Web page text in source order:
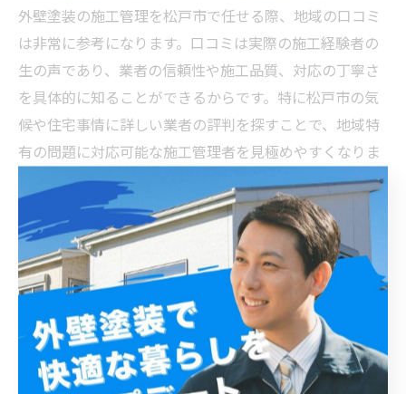
外壁塗装の施工管理を松戸市で任せる際、地域の口コミ
は非常に参考になります。口コミは実際の施工経験者の
生の声であり、業者の信頼性や施工品質、対応の丁寧さ
を具体的に知ることができるからです。特に松戸市の気
候や住宅事情に詳しい業者の評判を探すことで、地域特
有の問題に対応可能な施工管理者を見極めやすくなりま
口コミを活かすポイントとしては、複数の情報源を比較
することが重要です。インターネット上の評価だけでな
く、近隣の住宅所有者や知人の実体験も参考にしましょ
う。加えて、施工後のアフターケアに関する評判もチェ
ックし、施工後のトラブル対応力を確認することが安心
につながります。